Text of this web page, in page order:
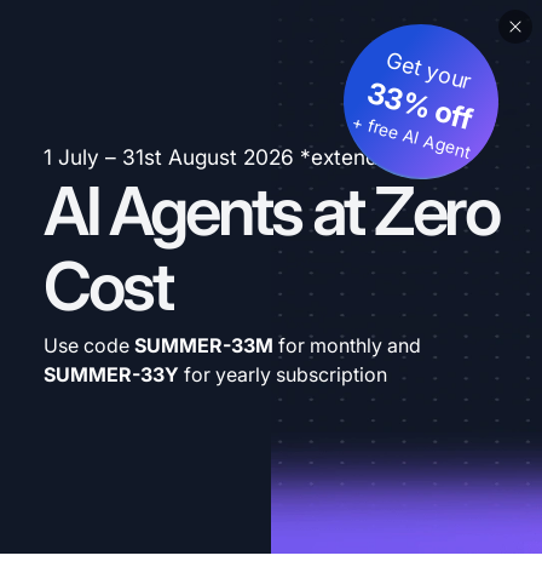
1 July – 31st August 2026 *extended
AI Agents at Zero
Cost
Get your
33% off
+ free AI Agent
Use code SUMMER-33M for monthly and
SUMMER-33Y for yearly subscription